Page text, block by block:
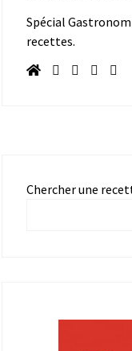
Spécial
recettes.
Chercher une